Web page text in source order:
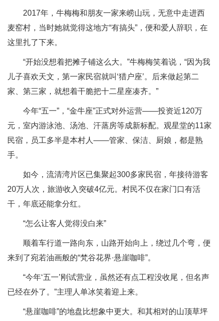
2017年，牛梅梅和朋友一家来崂山玩，无意中走进西
麦窑村，当时她就觉得这地方“有搞头”，便和爱人辞职，在
这里扎了下来。
“开始没想着把摊子铺这么大。”牛梅梅笑着说，“因为我
儿子喜欢天文，第一家民宿就叫‘猎户座’。后来做起第二
家、第三家，就想着干脆把十二星座凑齐。”
今年“五一”，“金牛座”正式对外运营——投资近120万
元，室内游泳池、汤池、汗蒸房等成新标配。观星堂的11家
民宿，员工多半是本村人——管家、保洁、厨娘，都是熟
手。
如今，流清湾片区已集聚起300多家民宿，年接待游客
20万人次，旅游收入突破4亿元。村民不仅在家门口有活
干，年底还能拿分红。
“怎么让客人觉得没白来”
顺着车行道一路向东，山路开始向上，绕过几个弯，便
来到了宛若油画般的“梵谷花界·悬崖咖啡”。
“今年‘五一’刚试营业，虽然还有点工程没收尾，但名声
已经在外了。”主理人单冰笑着迎上来。
“悬崖咖啡”的地盘比想象中更大。和其相对的山顶草坪